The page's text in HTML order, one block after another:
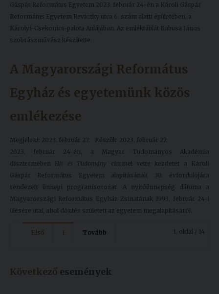
Gáspár Református Egyetem 2023. február 24-én a Károli Gáspár
Református Egyetem Reviczky utca 6. szám alatti épületében, a
Károlyi-Csekonics-palota Aulájában. Az emléktáblát Babusa János
szobrászművész készítette.
A Magyarországi Református
Egyház és egyetemünk közös
emlékezése
Megjelent: 2023. február 27.
Készült: 2023. február 27.
2023. február 24-én, a Magyar Tudományos Akadémia
dísztermében Hit és Tudomány címmel vette kezdetét a Károli
Gáspár Református Egyetem alapításának 30. évfordulójára
rendezett ünnepi programsorozat. A nyitóünnepség dátuma a
Magyarországi Református Egyház Zsinatának 1993. február 24-i
ülésére utal, ahol döntés született az egyetem megalapításáról.
1. oldal / 14
Első 1 Tovább
Következő események